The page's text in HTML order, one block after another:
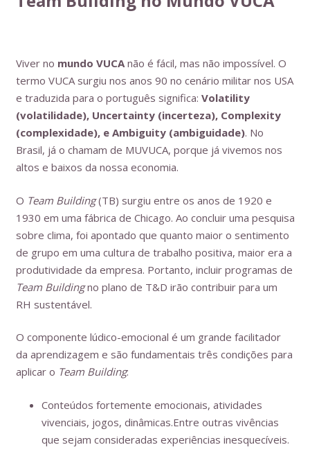
Viver no mundo VUCAnão é fácil, mas não impossível. O
termo VUCA surgiu nos anos 90 no cenário militar nos USA
e traduzida para o português significa: Volatility
(volatilidade), Uncertainty (incerteza), Complexity
(complexidade), e Ambiguity (ambiguidade). No
Brasil, já o chamam de MUVUCA, porque já vivemos nos
altos e baixos da nossa economia.
O Team Building(TB) surgiu entre os anos de 1920 e
1930 em uma fábrica de Chicago. Ao concluir uma pesquisa
sobre clima, foi apontado que quanto maior o sentimento
de grupo em uma cultura de trabalho positiva, maior era a
produtividade da empresa. Portanto, incluir programas de
Team Buildingno plano de T&D irão contribuir para um
RH sustentável.
O componente lúdico-emocional é um grande facilitador
da aprendizagem e são fundamentais três condições para
aplicar o Team Building:
Conteúdos fortemente emocionais, atividades
vivenciais, jogos, dinâmicas.Entre outras vivências
que sejam consideradas experiências inesquecíveis.